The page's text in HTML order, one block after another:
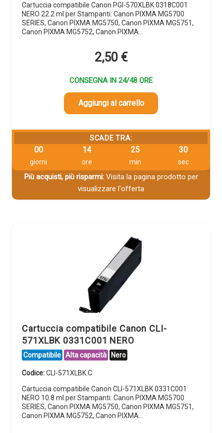
Cartuccia compatibile Canon PGI-570XLBK 0318C001
NERO 22.2 ml per Stampanti: Canon PIXMA MG5700
SERIES, Canon PIXMA MG5750, Canon PIXMA MG5751,
Canon PIXMA MG5752, Canon PIXMA…
2,50 €
CONSEGNA IN 24/48 ORE
Aggiungi al carrello
SCADE TRA:
00
giorni
14
ore
25
min
29
sec
Più acquisti, più risparmi:Visita la pagina prodotto per
visualizzare l'offerta
Cartuccia compatibile Canon CLI-
571XLBK 0331C001 NERO
Compatibile Alta capacità Nero
Codice:CLI-571XLBK.C
Cartuccia compatibile Canon CLI-571XLBK 0331C001
NERO 10.8 ml per Stampanti: Canon PIXMA MG5700
SERIES, Canon PIXMA MG5750, Canon PIXMA MG5751,
Canon PIXMA MG5752, Canon PIXMA…